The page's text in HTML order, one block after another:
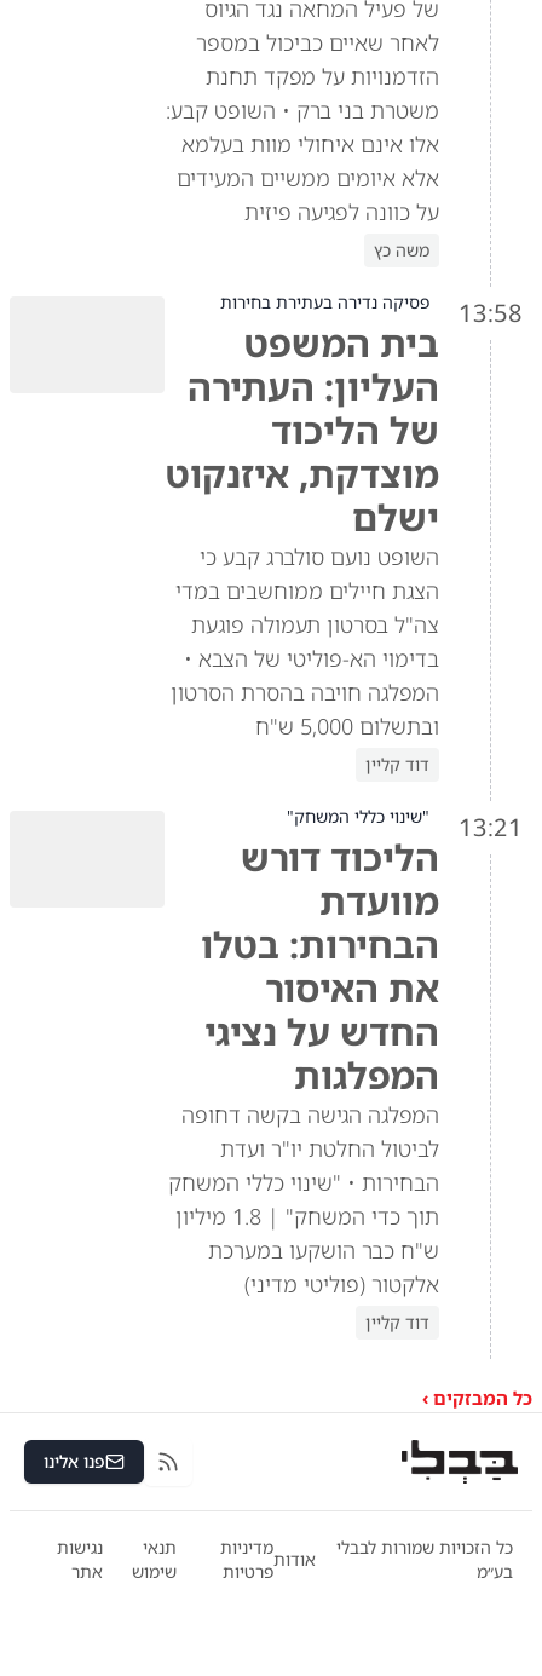
של פעיל המחאה נגד הגיוס
לאחר שאיים כביכול במספר
הזדמנויות על מפקד תחנת
משטרת בני ברק • השופט קבע:
אלו אינם איחולי מוות בעלמא
אלא איומים ממשיים המעידים
על כוונה לפגיעה פיזית
משה כץ
13:58 פסיקה נדירה בעתירת בחירות
בית המשפט
העליון: העתירה
של הליכוד
מוצדקת, איזנקוט
ישלם
השופט נועם סולברג קבע כי
הצגת חיילים ממוחשבים במדי
צה"ל בסרטון תעמולה פוגעת
בדימוי הא-פוליטי של הצבא •
המפלגה חויבה בהסרת הסרטון
ובתשלום 5,000 ש"ח
דוד קליין
13:21 "שינוי כללי המשחק"
הליכוד דורש
מוועדת
הבחירות: בטלו
את האיסור
החדש על נציגי
המפלגות
המפלגה הגישה בקשה דחופה
לביטול החלטת יו"ר ועדת
הבחירות • "שינוי כללי המשחק
תוך כדי המשחק" | 1.8 מיליון
ש"ח כבר הושקעו במערכת
אלקטור (פוליטי מדיני)
דוד קליין
כל המבזקים ›
RSS פנו אלינו
כל הזכויות שמורות לבבלי
בע״מ
אודות
מדיניות
פרטיות
תנאי
שימוש
נגישות
אתר